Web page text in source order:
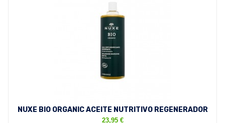
NUXE BIO ORGANIC ACEITE NUTRITIVO REGENERADOR
PARA EL...
23,95 €